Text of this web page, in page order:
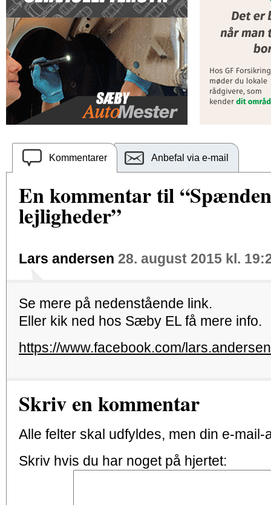
Kommentarer Anbefal via e-mail
En kommentar til
lejligheder”
Lars andersen 28. august 2015 kl.
Se mere på nedenstående link.
Eller kik ned hos Sæby EL få mere info.
https://www.facebook.com/
Skriv en kommentar
Alle felter skal udfyldes, men din e-
Skriv hvis du har noget på hjertet: